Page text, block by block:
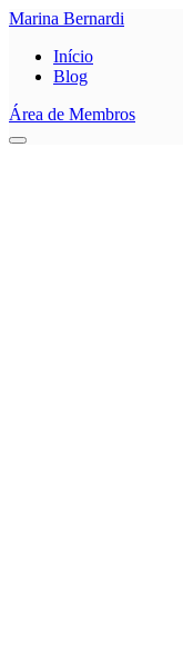
Marina Bernardi
Início
Blog
Área de Membros